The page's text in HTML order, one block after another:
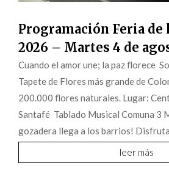
Programación Feria de
2026 – Martes 4 de
Cuando el amor une; la paz florece
Tapete de Flores más grande de
200.000 flores naturales. Lugar:
Santafé Tablado Musical Comuna 3
gozadera llega a los barrios! Disfruta
leer más